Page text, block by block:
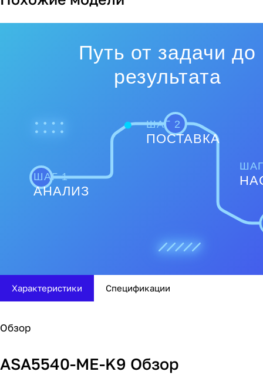
Путь от задачи до
результата
ШАГ 1
АНАЛИЗ
ШАГ 2
ПОСТАВКА
Характеристики Спецификации
Обзор
ASA5540-ME-K9 Обзор